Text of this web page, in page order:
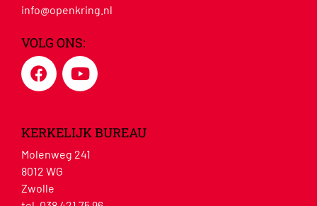
info@openkring.nl
VOLG ONS:
KERKELIJK BUREAU
Molenweg 241
8012 WG
Zwolle